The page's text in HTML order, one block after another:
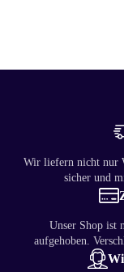
Wir liefern nicht nur
sicher und
Unser Shop ist
aufgehoben.